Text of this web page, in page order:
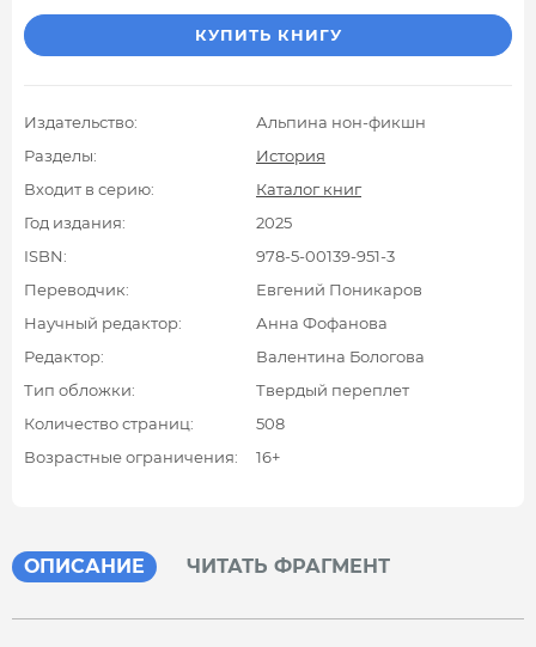
КУПИТЬ КНИГУ
Издательство:
Альпина нон-фикшн
Разделы:
История
Входит в серию:
Каталог книг
Год издания:
2025
ISBN:
978-5-00139-951-3
Переводчик:
Евгений Поникаров
Научный редактор:
Анна Фофанова
Редактор:
Валентина Бологова
Тип обложки:
Твердый переплет
Количество страниц:
508
Возрастные ограничения:
16+
ОПИСАНИЕ ЧИТАТЬ ФРАГМЕНТ